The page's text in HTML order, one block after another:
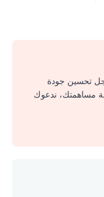
تحسين جودة
مساهمتك، ندعوك